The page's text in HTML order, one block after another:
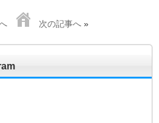
次の記事へ»